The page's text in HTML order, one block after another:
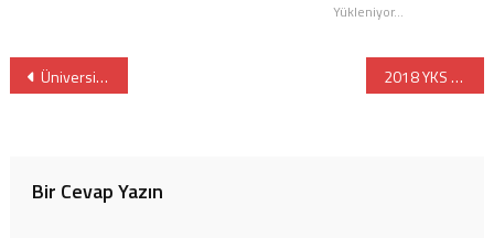
Yükleniyor...
Yazı
Üniversite Tercihlerinde Nelere Dikkat Etmeliyiz 2018 YKS Ek Yerleştirmeleri
Bir Cevap Yazın